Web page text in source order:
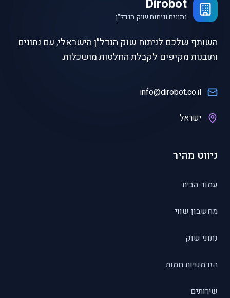
Dirobot
נתונים וניתוח שוק הנדל״ן
השותף שלכם לניתוח שוק הנדל״ן הישראלי, עם נתונים
ותובנות מקיפים לקבלת החלטות מושכלות.
info@dirobot.co.il
ישראל
ניווט מהיר
עמוד הבית
מחשבון שווי
נתוני שוק
הזדמנויות חמות
שירותים